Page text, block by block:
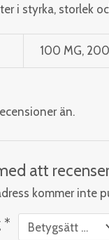
i styrka, storlek
100 MG,
än.
att
kommer inte
*